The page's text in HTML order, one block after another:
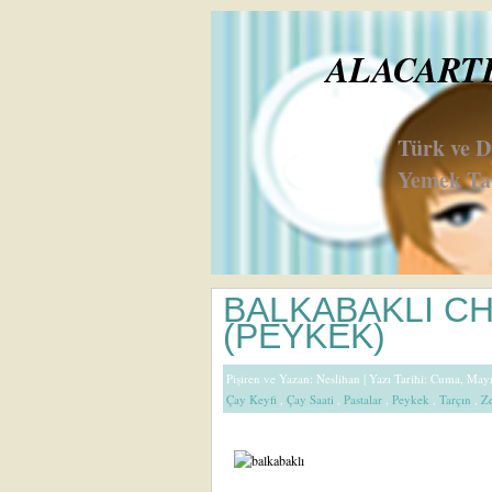
Türk ve
Yemek
BALKABAKLI
(PEYKEK)
Pişiren ve Yazan: Neslihan | Yazı Tarihi: Cuma,
Çay Keyfi , Çay Saati , Pastalar , Peykek , Tarçın ,